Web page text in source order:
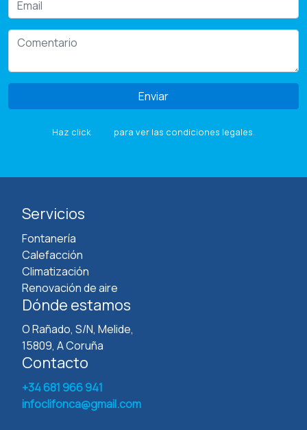
Enviar
Haz click para ver las condiciones legales.
Servicios
Fontanería
Calefacción
Climatización
Renovación de aire
Dónde estamos
O Rañado, S/N, Melide,
15809, A Coruña
Contacto
+34 681 966 941
infoclifonca@gmail.com